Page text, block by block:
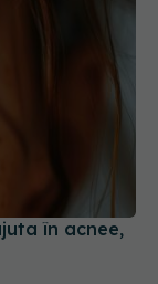
în acnee,